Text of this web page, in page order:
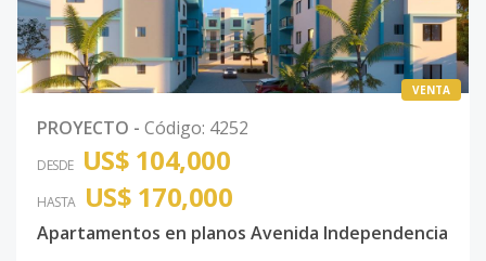
VENTA
PROYECTO - Código: 4252
DESDE US$ 104,000
HASTA US$ 170,000
Apartamentos en planos Avenida Independencia